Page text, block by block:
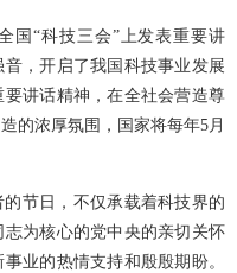
国“科技三会”上发表重要讲
，开启了我国科技事业发展
讲话精神，在全社会营造尊
的浓厚氛围，国家将每年5月
节日，不仅承载着科技界的
为核心的党中央的亲切关怀
业的热情支持和殷殷期盼。